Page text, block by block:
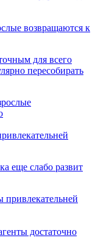
возвращаются к
для всего
пересобирать
еще слабо развит
достаточно